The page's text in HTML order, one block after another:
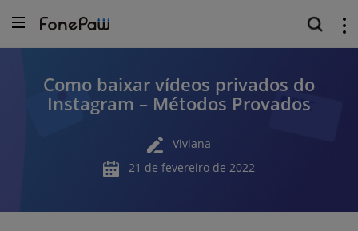
Como baixar vídeos privados do
Instagram – Métodos Provados
Viviana
21 de fevereiro de 2022